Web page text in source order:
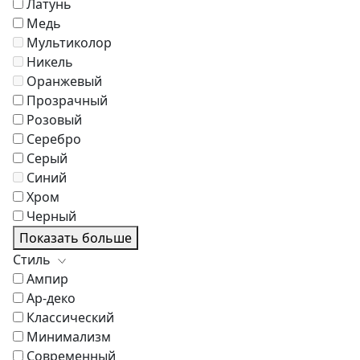
Латунь
Медь
Мультиколор
Никель
Оранжевый
Прозрачный
Розовый
Серебро
Серый
Синий
Хром
Черный
Показать больше
Стиль
Ампир
Ар-деко
Классический
Минимализм
Современный